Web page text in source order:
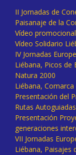
II Jornadas de
Paisanaje de la
Vídeo
Vídeo Solidario
IV Jornadas
Liébana, Picos de
Natura 2000
Liébana,
Presentación del
Rutas
Presentación
generaciones
VII Jornadas
Liébana, Paisajes